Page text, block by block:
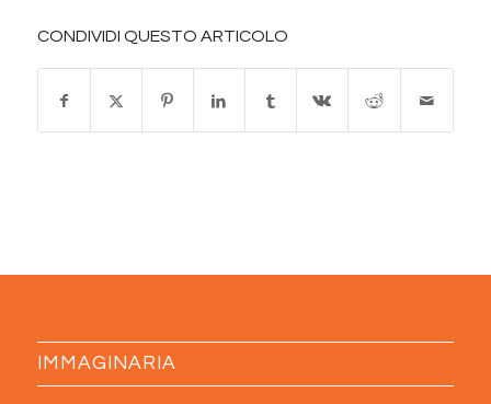
CONDIVIDI QUESTO ARTICOLO
IMMAGINARIA